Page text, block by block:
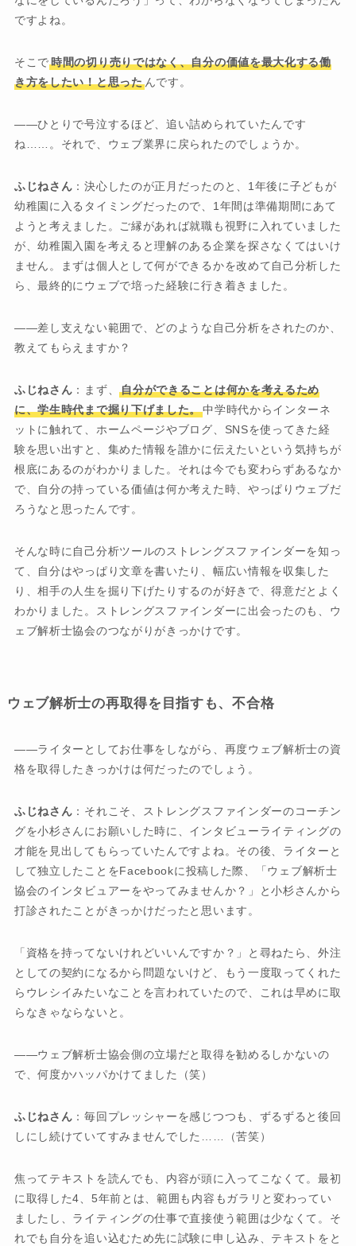
ですよね。
そこで時間の切り売りではなく、自分の価値を最大化する働
き方をしたい！と思ったんです。
――ひとりで号泣するほど、追い詰められていたんです
ね……。それで、ウェブ業界に戻られたのでしょうか。
ふじねさん ：決心したのが正月だったのと、1年後に子どもが
幼稚園に入るタイミングだったので、1年間は準備期間にあて
ようと考えました。ご縁があれば就職も視野に入れていました
が、幼稚園入園を考えると理解のある企業を探さなくてはいけ
ません。まずは個人として何ができるかを改めて自己分析した
ら、最終的にウェブで培った経験に行き着きました。
――差し支えない範囲で、どのような自己分析をされたのか、
教えてもらえますか？
ふじねさん ：まず、自分ができることは何かを考えるため
に、学生時代まで掘り下げました。中学時代からインターネ
ットに触れて、ホームページやブログ、SNSを使ってきた経
験を思い出すと、集めた情報を誰かに伝えたいという気持ちが
根底にあるのがわかりました。それは今でも変わらずあるなか
で、自分の持っている価値は何か考えた時、やっぱりウェブだ
ろうなと思ったんです。
そんな時に自己分析ツールのストレングスファインダーを知っ
て、自分はやっぱり文章を書いたり、幅広い情報を収集した
り、相手の人生を掘り下げたりするのが好きで、得意だとよく
わかりました。ストレングスファインダーに出会ったのも、ウ
ェブ解析士協会のつながりがきっかけです。
ウェブ解析士の再取得を目指すも、不合格
――ライターとしてお仕事をしながら、再度ウェブ解析士の資
格を取得したきっかけは何だったのでしょう。
ふじねさん ：それこそ、ストレングスファインダーのコーチン
グを小杉さんにお願いした時に、インタビューライティングの
才能を見出してもらっていたんですよね。その後、ライターと
して独立したことをFacebookに投稿した際、「ウェブ解析士
協会のインタビュアーをやってみませんか？」と小杉さんから
打診されたことがきっかけだったと思います。
「資格を持ってないけれどいいんですか？」と尋ねたら、外注
としての契約になるから問題ないけど、もう一度取ってくれた
らウレシイみたいなことを言われていたので、これは早めに取
らなきゃならないと。
――ウェブ解析士協会側の立場だと取得を勧めるしかないの
で、何度かハッパかけてました（笑）
ふじねさん ：毎回プレッシャーを感じつつも、ずるずると後回
しにし続けていてすみませんでした……（苦笑）
焦ってテキストを読んでも、内容が頭に入ってこなくて。最初
に取得した4、5年前とは、範囲も内容もガラリと変わってい
ましたし、ライティングの仕事で直接使う範囲は少なくて。そ
れでも自分を追い込むため先に試験に申し込み、テキストをと